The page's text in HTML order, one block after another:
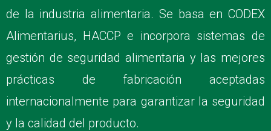
de la industria alimentaria. Se basa en CODEX
Alimentarius, HACCP e incorpora sistemas de
gestión de seguridad alimentaria y las mejores
prácticas de fabricación aceptadas
internacionalmente para garantizar la seguridad
y la calidad del producto.